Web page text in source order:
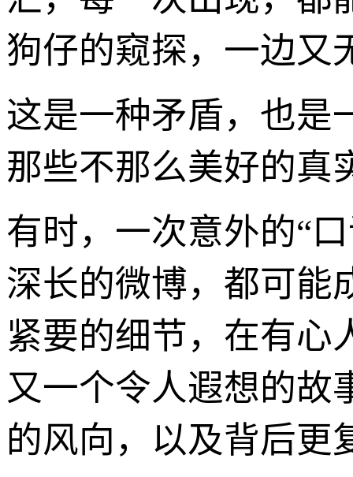
狗仔的窥探，一边又
这是一种矛盾，也是
那些不那么美好的真
有时，一次意外的“
深长的微博，都可能
紧要的细节，在有心
又一个令人遐想的故
的风向，以及背后更